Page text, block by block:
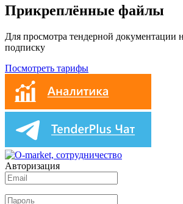
Прикреплённые файлы
Для просмотра тендерной документации
подписку
Посмотреть тарифы
Авторизация